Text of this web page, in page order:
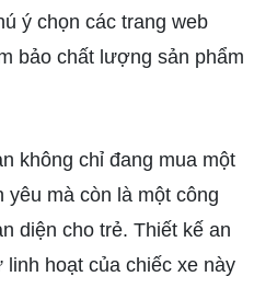
ý chọn các trang web
bảo chất lượng sản phẩm
không chỉ đang mua một
yêu mà còn là một công
diện cho trẻ. Thiết kế an
hoạt của chiếc xe này